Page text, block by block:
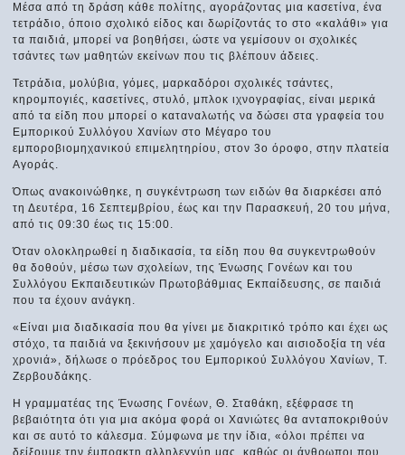
Μέσα από τη δράση κάθε πολίτης, αγοράζοντας μια κασετίνα, ένα
τετράδιο, όποιο σχολικό είδος και δωρίζοντάς το στο «καλάθι» για
τα παιδιά, μπορεί να βοηθήσει, ώστε να γεμίσουν οι σχολικές
τσάντες των μαθητών εκείνων που τις βλέπουν άδειες.
Τετράδια, μολύβια, γόμες, μαρκαδόροι σχολικές τσάντες,
κηρομπογιές, κασετίνες, στυλό, μπλοκ ιχνογραφίας, είναι μερικά
από τα είδη που μπορεί ο καταναλωτής να δώσει στα γραφεία του
Εμπορικού Συλλόγου Χανίων στο Μέγαρο του
εμποροβιομηχανικού επιμελητηρίου, στον 3ο όροφο, στην πλατεία
Αγοράς.
Όπως ανακοινώθηκε, η συγκέντρωση των ειδών θα διαρκέσει από
τη Δευτέρα, 16 Σεπτεμβρίου, έως και την Παρασκευή, 20 του μήνα,
από τις 09:30 έως τις 15:00.
Όταν ολοκληρωθεί η διαδικασία, τα είδη που θα συγκεντρωθούν
θα δοθούν, μέσω των σχολείων, της Ένωσης Γονέων και του
Συλλόγου Εκπαιδευτικών Πρωτοβάθμιας Εκπαίδευσης, σε παιδιά
που τα έχουν ανάγκη.
«Είναι μια διαδικασία που θα γίνει με διακριτικό τρόπο και έχει ως
στόχο, τα παιδιά να ξεκινήσουν με χαμόγελο και αισιοδοξία τη νέα
χρονιά», δήλωσε ο πρόεδρος του Εμπορικού Συλλόγου Χανίων, Τ.
Ζερβουδάκης.
Η γραμματέας της Ένωσης Γονέων, Θ. Σταθάκη, εξέφρασε τη
βεβαιότητα ότι για μια ακόμα φορά οι Χανιώτες θα ανταποκριθούν
και σε αυτό το κάλεσμα. Σύμφωνα με την ίδια, «όλοι πρέπει να